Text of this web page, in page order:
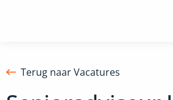
Terug naar Vacatures